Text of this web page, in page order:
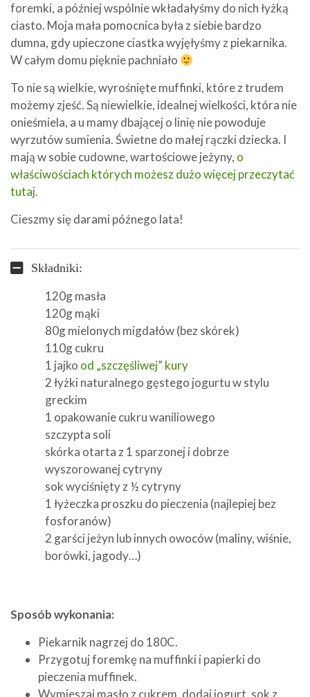
foremki, a później wspólnie wkładałyśmy do nich łyżką
ciasto. Moja mała pomocnica była z siebie bardzo
dumna, gdy upieczone ciastka wyjęłyśmy z piekarnika.
W całym domu pięknie pachniało
To nie są wielkie, wyrośnięte muffinki, które z trudem
możemy zjeść. Są niewielkie, idealnej wielkości, która nie
onieśmiela, a u mamy dbającej o linię nie powoduje
wyrzutów sumienia. Świetne do małej rączki dziecka. I
mają w sobie cudowne, wartościowe jeżyny, o
właściwościach których możesz dużo więcej przeczytać
tutaj.
Cieszmy się darami późnego lata!
Składniki:
120g masła
120g mąki
80g mielonych migdałów (bez skórek)
110g cukru
1 jajko od „szczęśliwej” kury
2 łyżki naturalnego gęstego jogurtu w stylu
greckim
1 opakowanie cukru waniliowego
szczypta soli
skórka otarta z 1 sparzonej i dobrze
wyszorowanej cytryny
sok wyciśnięty z ½ cytryny
1 łyżeczka proszku do pieczenia (najlepiej bez
fosforanów)
2 garści jeżyn lub innych owoców (maliny, wiśnie,
borówki, jagody…)
Sposób wykonania:
Piekarnik nagrzej do 180C.
Przygotuj foremkę na muffinki i papierki do
pieczenia muffinek.